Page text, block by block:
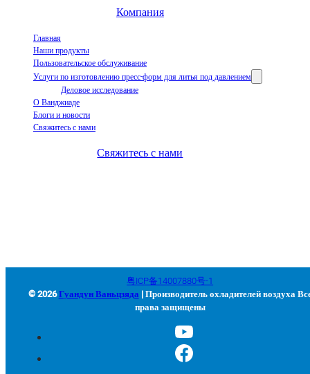
Компания
Главная
Наши продукты
Пользовательское обслуживание
Услуги по изготовлению пресс-форм для литья под давлением
Деловое исследование
О Ванджиаде
Блоги и новости
Свяжитесь с нами
Свяжитесь с нами
粤ICP备14007880号-1
© 2026Гуандун Ваньцзяда | Производитель охладителей воздуха
права защищены